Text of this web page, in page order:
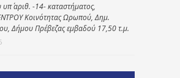
αριθ. -14- καταστήματος,
Κοινότητας Ωρωπού, Δημ.
Δήμου Πρέβεζας εμβαδού 17,50 τ.μ.